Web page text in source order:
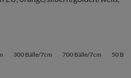
300 Bälle/7cm 700 Bälle/7cm 50